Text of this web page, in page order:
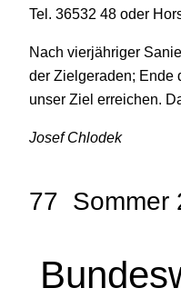
Tel. 36532 48 oder
Nach vierjähriger
der Zielgeraden; Ende
unser Ziel erreichen.
Josef Chlodek
77 Sommer